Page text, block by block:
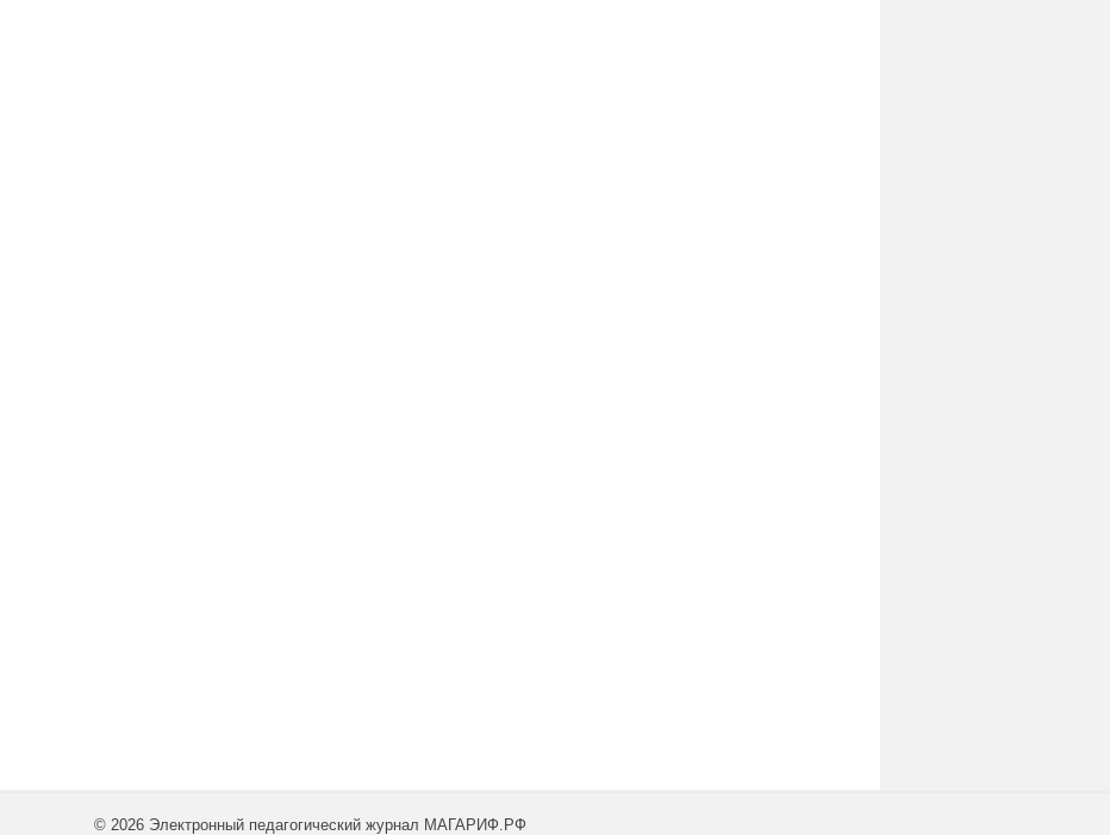
© 2026 Электронный педагогический журнал МАГАРИФ.РФ